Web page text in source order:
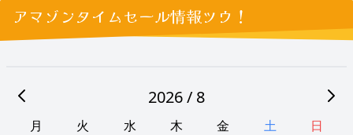
アマゾンタイムセール情報ツウ！
2026 / 8
月 火 水 木 金 土
日